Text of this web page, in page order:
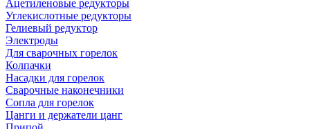
Ацетиленовые редукторы
Углекислотные редукторы
Гелиевый редуктор
Электроды
Для сварочных горелок
Колпачки
Насадки для горелок
Сварочные наконечники
Сопла для горелок
Цанги и держатели цанг